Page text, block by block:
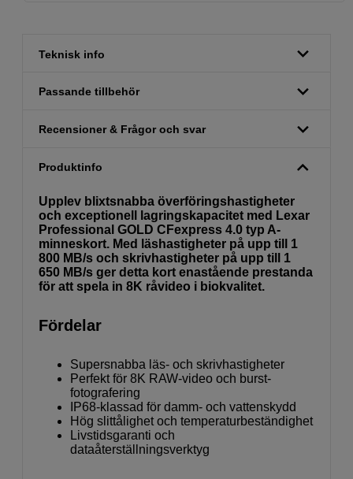
Teknisk info
Passande tillbehör
Recensioner & Frågor och svar
Produktinfo
Upplev blixtsnabba överföringshastigheter
och exceptionell lagringskapacitet med Lexar
Professional GOLD CFexpress 4.0 typ A-
minneskort. Med läshastigheter på upp till 1
800 MB/s och skrivhastigheter på upp till 1
650 MB/s ger detta kort enastående prestanda
för att spela in 8K råvideo i biokvalitet.
Fördelar
Supersnabba läs- och skrivhastigheter
Perfekt för 8K RAW-video och burst-
fotografering
IP68-klassad för damm- och vattenskydd
Hög slittålighet och temperaturbeständighet
Livstidsgaranti och
dataåterställningsverktyg